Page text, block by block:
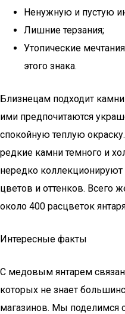
Ненужную и пустую
Лишние терзания;
Утопические
этого знака.
Близнецам подходит
ими предпочитаются
спокойную теплую
редкие камни темного и
нередко
цветов и оттенков. Всего
около 400 расцветок
Интересные факты
С медовым янтарем
которых не знает
магазинов. Мы